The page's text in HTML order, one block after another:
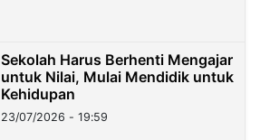
Sekolah Harus Berhenti Mengajar
untuk Nilai, Mulai Mendidik untuk
Kehidupan
23/07/2026 - 19:59